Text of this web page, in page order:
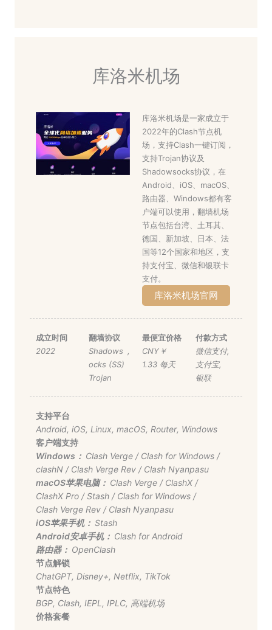
库洛米机场
库洛米机场是一家成立于
2022年的Clash节点机
场，支持Clash一键订阅，
支持Trojan协议及
Shadowsocks协议，在
Android、iOS、macOS、
路由器、Windows都有客
户端可以使用，翻墙机场
节点包括台湾、土耳其、
德国、新加坡、日本、法
国等12个国家和地区，支
持支付宝、微信和银联卡
支付。
库洛米机场官网
成立时间
2022
翻墙协议
Shadows
ocks (SS)
,
Trojan
最便宜价格
CNY￥
1.33 每天
付款方式
微信支付,
支付宝,
银联
支持平台
Android, iOS, Linux, macOS, Router, Windows
客户端支持
Windows： Clash Verge/ Clash for Windows/
clashN/ Clash Verge Rev/ Clash Nyanpasu
macOS苹果电脑： Clash Verge/ ClashX/
ClashX Pro/Stash/ Clash for Windows/
Clash Verge Rev/ Clash Nyanpasu
iOS苹果手机： Stash
Android安卓手机： Clash for Android
路由器： OpenClash
节点解锁
ChatGPT, Disney+, Netflix, TikTok
节点特色
BGP, Clash, IEPL , IPLC, 高端机场
价格套餐